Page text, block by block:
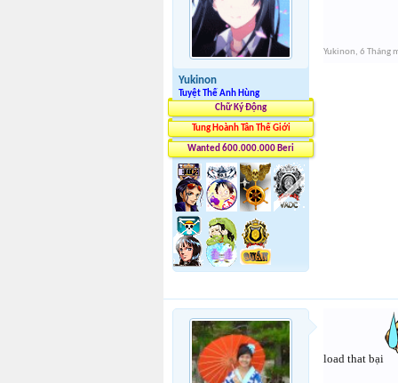
Yukinon
Tuyệt Thế Anh Hùng
Chữ Ký Động
Tung Hoành Tân Thế Giới
Wanted 600.000.000 Beri
Yukinon, 6 Tháng
load that bại